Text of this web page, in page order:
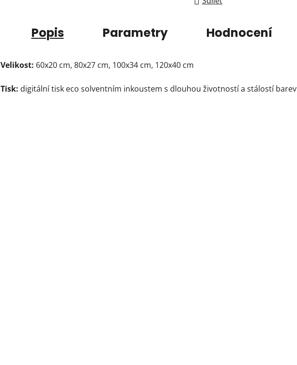
Popis Parametry Hodnocení
Velikost: 60x20 cm, 80x27 cm, 100x34 cm, 120x40 cm
Tisk: digitální tisk eco solventním inkoustem s dlouhou životností a stálostí barev